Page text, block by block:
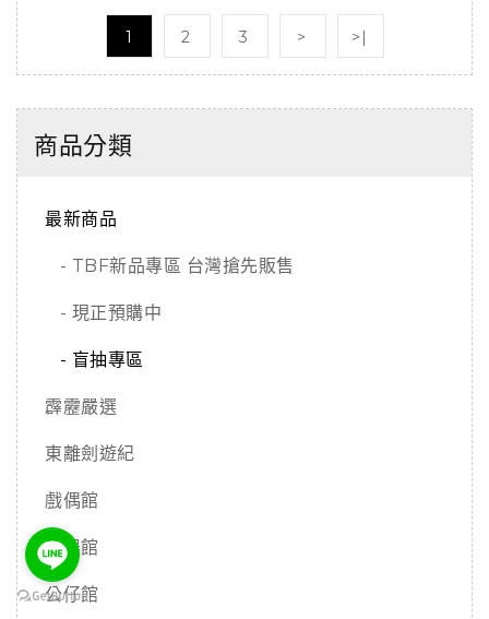
1 2 3 > >|
商品分類
最新商品
- TBF新品專區 台灣搶先販售
- 現正預購中
- 盲抽專區
霹靂嚴選
東離劍遊紀
戲偶館
兵器館
公仔館